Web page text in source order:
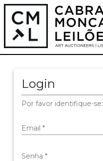
Login
Por favor identifique-se:
Email *
Senha *